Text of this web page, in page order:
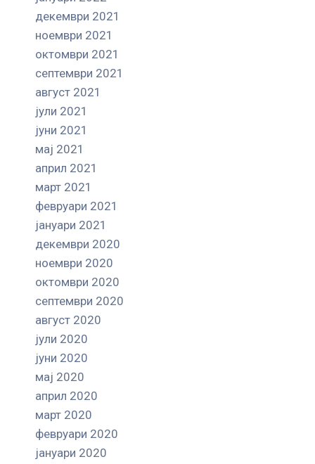
декември 2021
ноември 2021
октомври 2021
септември 2021
август 2021
јули 2021
јуни 2021
мај 2021
април 2021
март 2021
февруари 2021
јануари 2021
декември 2020
ноември 2020
октомври 2020
септември 2020
август 2020
јули 2020
јуни 2020
мај 2020
април 2020
март 2020
февруари 2020
јануари 2020